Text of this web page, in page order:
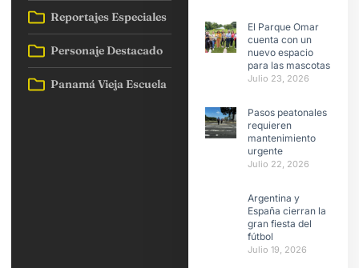
Reportajes Especiales
Personaje Destacado
Panamá Vieja Escuela
El Parque Omar
cuenta con un
nuevo espacio
para las mascotas
Julio 23, 2026
Pasos peatonales
requieren
mantenimiento
urgente
Julio 22, 2026
Argentina y
España cierran la
gran fiesta del
fútbol
Julio 19, 2026